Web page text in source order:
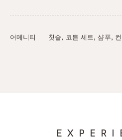
어메니티 칫솔, 코튼 세트, 샴푸,